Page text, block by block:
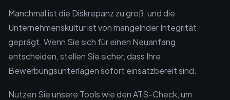
Manchmal ist die Diskrepanz zu groß, und die
Unternehmenskultur ist von mangelnder Integrität
geprägt. Wenn Sie sich für einen Neuanfang
entscheiden, stellen Sie sicher, dass Ihre
Bewerbungsunterlagen sofort einsatzbereit sind.
Nutzen Sie unsere Tools wie den ATS-Check, um